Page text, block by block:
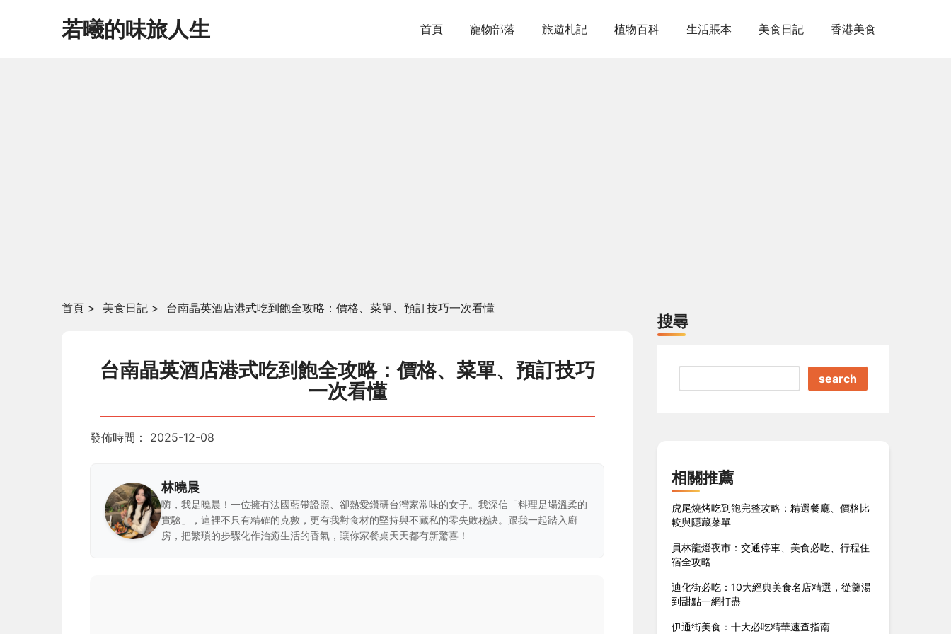
若曦的味旅人生 首頁 寵物部落 旅遊札記 植物百科 生活賬本 美食日記 香港美食
首頁 > 美食日記 > 台南晶英酒店港式吃到飽全攻略：價格、菜單、預訂技巧一次看懂
台南晶英酒店港式吃到飽全攻略：價格、菜單、預訂技巧
一次看懂
發佈時間： 2025-12-08
林曉晨
嗨，我是曉晨！一位擁有法國藍帶證照、卻熱愛鑽研台灣家常味的女子。我深信「料理是場溫柔的
實驗」，這裡不只有精確的克數，更有我對食材的堅持與不藏私的零失敗秘訣。跟我一起踏入廚
房，把繁瑣的步驟化作治癒生活的香氣，讓你家餐桌天天都有新驚喜！
搜尋
search
相關推薦
虎尾燒烤吃到飽完整攻略：精選餐廳、價格比
較與隱藏菜單
員林龍燈夜市：交通停車、美食必吃、行程住
宿全攻略
迪化街必吃：10大經典美食名店精選，從羹湯
到甜點一網打盡
伊通街美食：十大必吃精華速查指南